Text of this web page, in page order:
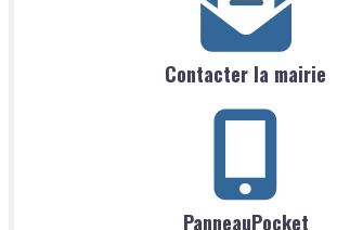
Contacter la mairie
PanneauPocket